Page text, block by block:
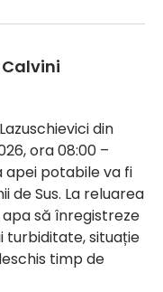
din
ora 08:00 –
apei potabile va fi
Sus. La reluarea
să înregistreze
turbiditate, situație
timp de